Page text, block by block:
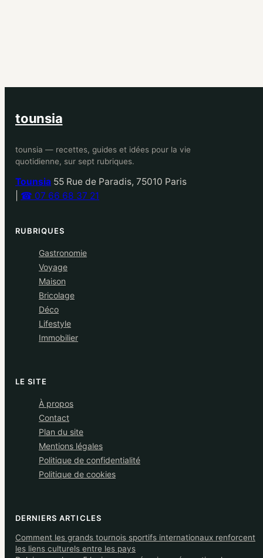
tounsia
tounsia — recettes, guides et idées pour la vie
quotidienne, sur sept rubriques.
Tounsia 55 Rue de Paradis, 75010 Paris
☎ 07 66 68 37 21
RUBRIQUES
Gastronomie
Voyage
Maison
Bricolage
Déco
Lifestyle
Immobilier
LE SITE
À propos
Contact
Plan du site
Mentions légales
Politique de confidentialité
Politique de cookies
DERNIERS ARTICLES
Comment les grands tournois sportifs internationaux renforcent
les liens culturels entre les pays